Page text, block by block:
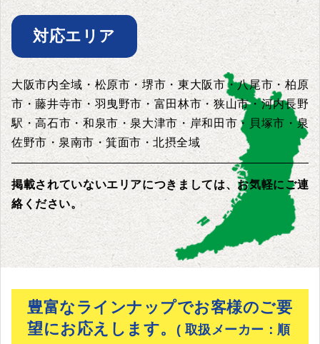
対応エリア
大阪市内全域・松原市・堺市・東大阪市・八尾市・柏原
市・藤井寺市・羽曳野市・富田林市・狭山市・河内長野
駅・高石市・和泉市・泉大津市・岸和田市・貝塚市・泉
佐野市・泉南市・箕面市・北摂全域
掲載されていないエリアにつきましては、お気軽にご連
絡ください。
豊富なラインナップでお客様のご要
望にお応えします。
( 取扱メーカー：順